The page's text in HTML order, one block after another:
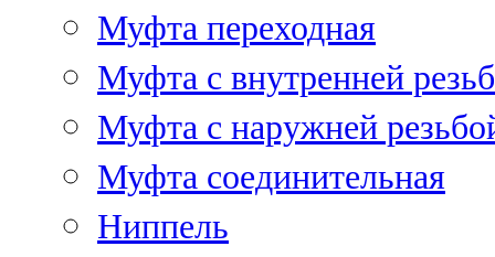
Муфта переходная
Муфта с внутренней
Муфта с наружней
Муфта соединительная
Ниппель